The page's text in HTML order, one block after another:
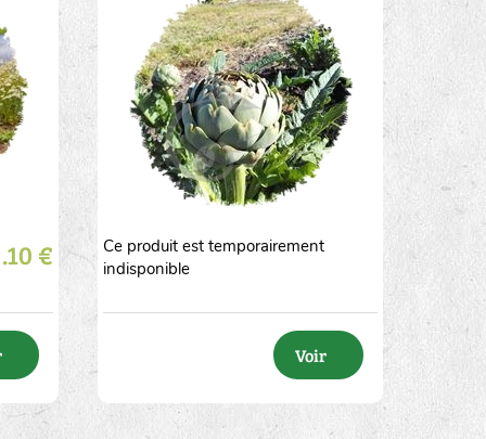
2 5 10 20 50
€
Ce produit est temporairement
indisponible
Voir